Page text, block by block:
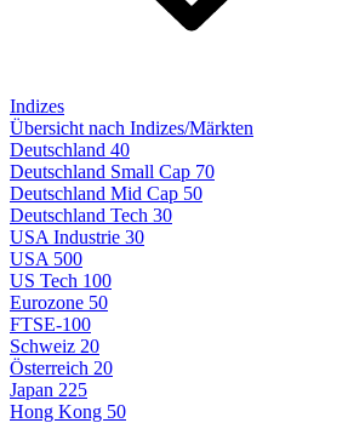
Indizes
Übersicht nach Indizes/Märkten
Deutschland 40
Deutschland Small Cap 70
Deutschland Mid Cap 50
Deutschland Tech 30
USA Industrie 30
USA 500
US Tech 100
Eurozone 50
FTSE-100
Schweiz 20
Österreich 20
Japan 225
Hong Kong 50